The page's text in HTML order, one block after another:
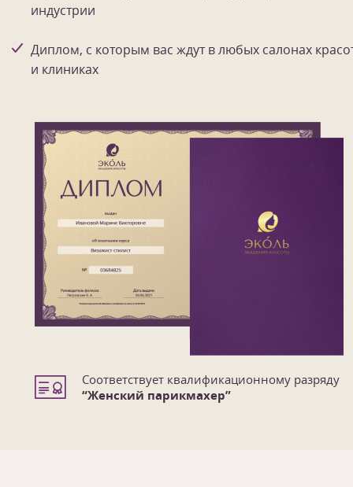
индустрии
Диплом, с которым вас ждут в любых салонах
и клиниках
Соответствует квалификационному разряду
“Женский парикмахер”